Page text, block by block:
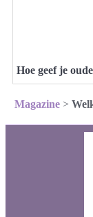
Hoe geef je
Magazine >